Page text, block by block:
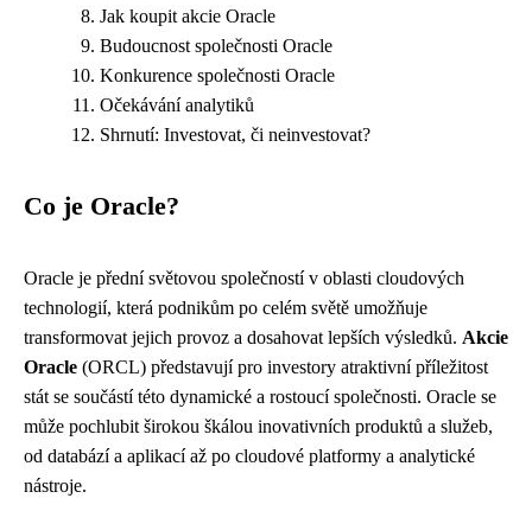
Jak koupit akcie Oracle
Budoucnost společnosti Oracle
Konkurence společnosti Oracle
Očekávání analytiků
Shrnutí: Investovat, či neinvestovat?
Co je Oracle?
Oracle je přední světovou společností v oblasti cloudových
technologií, která podnikům po celém světě umožňuje
transformovat jejich provoz a dosahovat lepších výsledků. Akcie
Oracle (ORCL) představují pro investory atraktivní příležitost
stát se součástí této dynamické a rostoucí společnosti. Oracle se
může pochlubit širokou škálou inovativních produktů a služeb,
od databází a aplikací až po cloudové platformy a analytické
nástroje.